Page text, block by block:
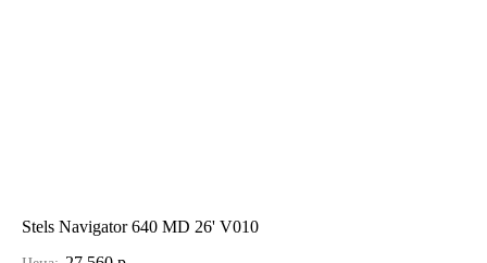
Stels Navigator 640 MD 26' V010